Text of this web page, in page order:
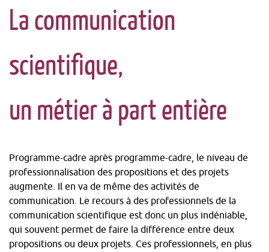
La communication
scientifique,
un métier à part entière
Programme-cadre après programme-cadre, le niveau de
professionnalisation des propositions et des projets
augmente. Il en va de même des activités de
communication. Le recours à des professionnels de la
communication scientifique est donc un plus indéniable,
qui souvent permet de faire la différence entre deux
propositions ou deux projets. Ces professionnels, en plus